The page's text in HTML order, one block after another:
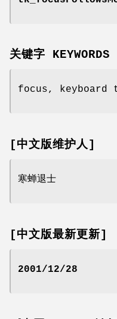
关键字 KEYWORDS
focus,
[中文版维护人]
寒蝉退士
[中文版最新更新]
2001/12/28